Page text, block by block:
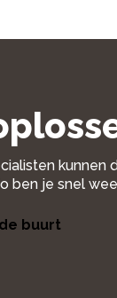
ben je snel
buurt